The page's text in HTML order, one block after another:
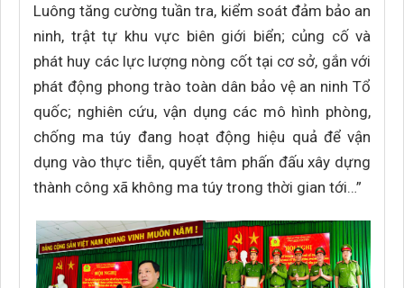
Luông tăng cường tuần tra, kiểm soát đảm bảo an
ninh, trật tự khu vực biên giới biển; củng cố và
phát huy các lực lượng nòng cốt tại cơ sở, gắn với
phát động phong trào toàn dân bảo vệ an ninh Tổ
quốc; nghiên cứu, vận dụng các mô hình phòng,
chống ma túy đang hoạt động hiệu quả để vận
dụng vào thực tiễn, quyết tâm phấn đấu xây dựng
thành công xã không ma túy trong thời gian tới…”